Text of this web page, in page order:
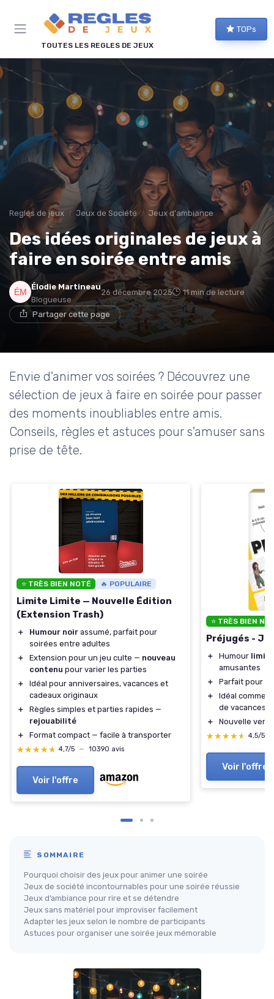
TOUTES LES REGLES DE JEUX
TOPs
Regles de jeux Jeux de Société Jeux d'ambiance
Des idées originales de jeux à
faire en soirée entre amis
Élodie Martineau
Blogueuse
26 décembre 2025 11 min de lecture
Partager cette page
Envie d'animer vos soirées ? Découvrez une
sélection de jeux à faire en soirée pour passer
des moments inoubliables entre amis.
Conseils, règles et astuces pour s'amuser sans
prise de tête.
⭐ TRÈS BIEN NOTÉ 🔥 POPULAIRE
Limite Limite — Nouvelle Édition
(Extension Trash)
＋ Humour noir assumé, parfait pour
soirées entre adultes
＋
Extension pour un jeu culte — nouveau
contenu pour varier les parties
＋
Idéal pour anniversaires, vacances et
cadeaux originaux
＋
Règles simples et parties rapides —
rejouabilité
＋
Format compact — facile à transporter
★★★★★
★★★★★ 4,7/5 — 10390 avis
Voir l'offre
⭐ TRÈS BIEN
Préjugés -
＋ Humour limite
amusantes
＋
Parfait pour
＋
Idéal comme
de vacances
＋
Nouvelle
★★★★★
★★★★★ 4,5/5
Voir l'offre
SOMMAIRE
Pourquoi choisir des jeux pour animer une soirée
Jeux de société incontournables pour une soirée réussie
Jeux d’ambiance pour rire et se détendre
Jeux sans matériel pour improviser facilement
Adapter les jeux selon le nombre de participants
Astuces pour organiser une soirée jeux mémorable